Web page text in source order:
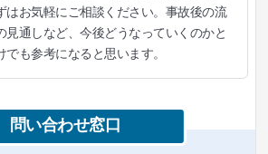
はお気軽にご相談ください。事故後の流
見通しなど、今後どうなっていくのかと
も参考になると思います。
問い合わせ窓口